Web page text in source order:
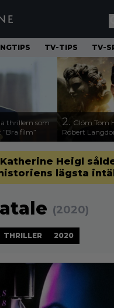
TV-TIPS TV-
thrillern som
”Bra film”
2. Glöm Tom
Robert
Heigl
lägsta
(2020)
THRILLER 2020